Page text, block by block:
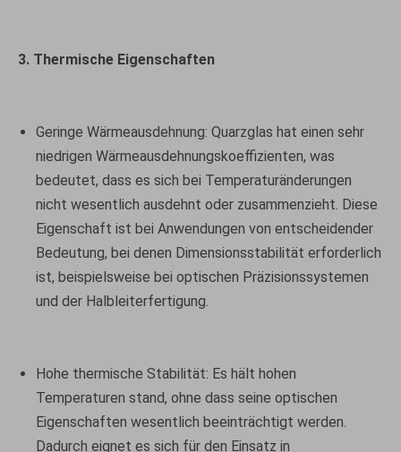
3. Thermische Eigenschaften
Geringe Wärmeausdehnung: Quarzglas hat einen sehr
niedrigen Wärmeausdehnungskoeffizienten, was
bedeutet, dass es sich bei Temperaturänderungen
nicht wesentlich ausdehnt oder zusammenzieht. Diese
Eigenschaft ist bei Anwendungen von entscheidender
Bedeutung, bei denen Dimensionsstabilität erforderlich
ist, beispielsweise bei optischen Präzisionssystemen
und der Halbleiterfertigung.
Hohe thermische Stabilität: Es hält hohen
Temperaturen stand, ohne dass seine optischen
Eigenschaften wesentlich beeinträchtigt werden.
Dadurch eignet es sich für den Einsatz in